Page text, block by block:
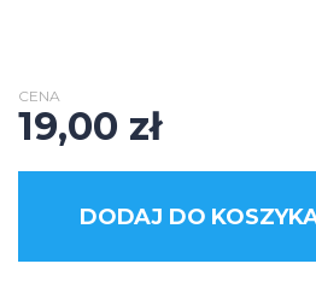
CENA
19,00 zł
DODAJ DO